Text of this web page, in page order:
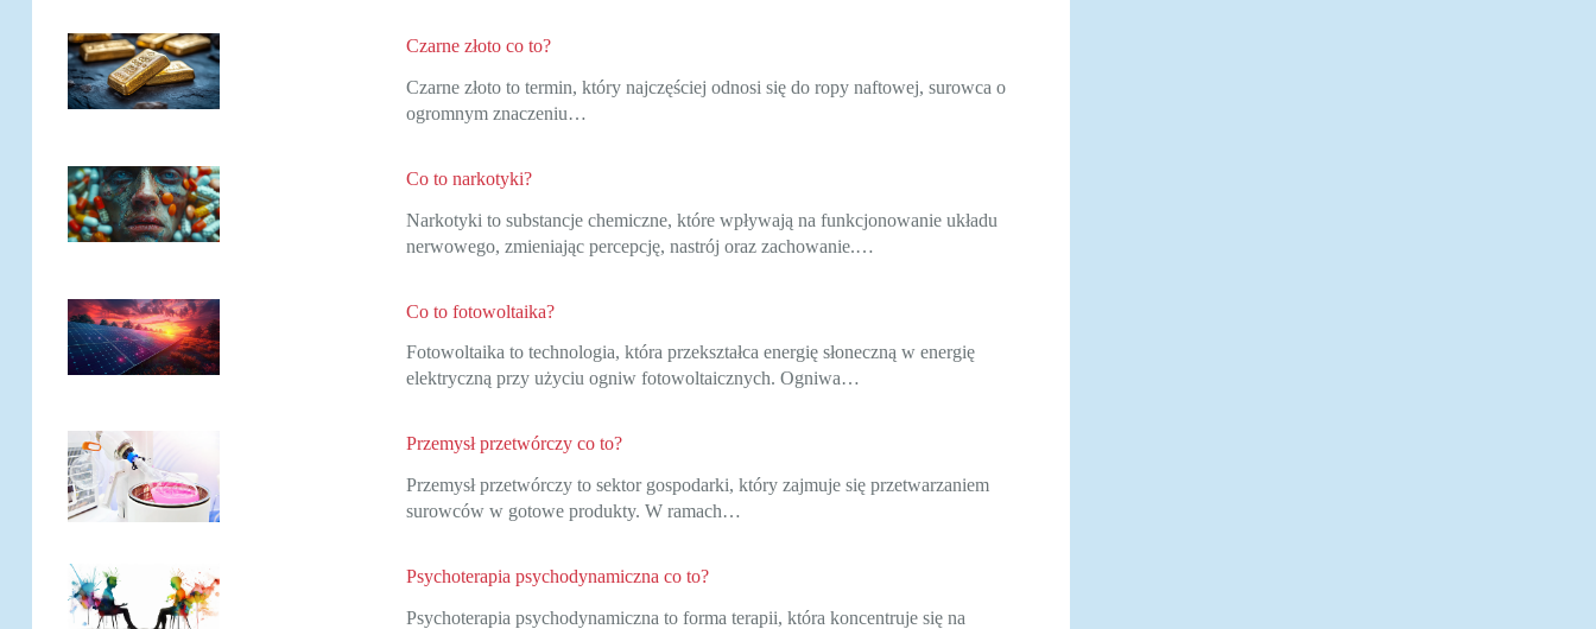
Czarne złoto co to?
Czarne złoto to termin, który najczęściej odnosi się do ropy naftowej, surowca o
ogromnym znaczeniu…
Co to narkotyki?
Narkotyki to substancje chemiczne, które wpływają na funkcjonowanie układu
nerwowego, zmieniając percepcję, nastrój oraz zachowanie.…
Co to fotowoltaika?
Fotowoltaika to technologia, która przekształca energię słoneczną w energię
elektryczną przy użyciu ogniw fotowoltaicznych. Ogniwa…
Przemysł przetwórczy co to?
Przemysł przetwórczy to sektor gospodarki, który zajmuje się przetwarzaniem
surowców w gotowe produkty. W ramach…
Psychoterapia psychodynamiczna co to?
Psychoterapia psychodynamiczna to forma terapii, która koncentruje się na